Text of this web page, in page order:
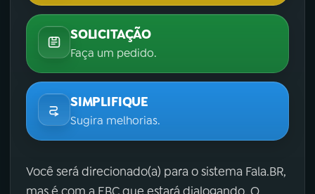
SOLICITAÇÃO
Faça um pedido.
SIMPLIFIQUE
Sugira melhorias.
Você será direcionado(a) para o sistema Fala.BR,